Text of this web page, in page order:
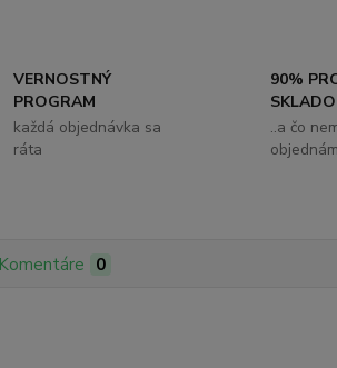
VERNOSTNÝ
PROGRAM
každá objednávka sa
ráta
90%
..a čo
0